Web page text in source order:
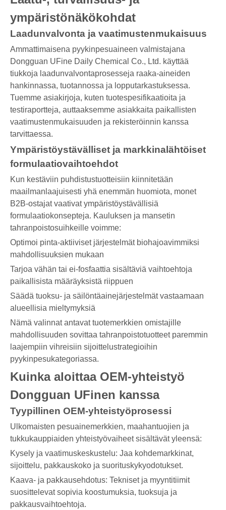
ympäristönäkökohdat
Laadunvalvonta ja vaatimustenmukaisuus
Ammattimaisena pyykinpesuaineen valmistajana
Dongguan UFine Daily Chemical Co., Ltd. käyttää
tiukkoja laadunvalvontaprosesseja raaka-aineiden
hankinnassa, tuotannossa ja lopputarkastuksessa.
Tuemme asiakirjoja, kuten tuotespesifikaatioita ja
testiraportteja, auttaaksemme asiakkaita paikallisten
vaatimustenmukaisuuden ja rekisteröinnin kanssa
tarvittaessa.
Ympäristöystävälliset ja markkinalähtöiset
formulaatiovaihtoehdot
Kun kestäviin puhdistustuotteisiin kiinnitetään
maailmanlaajuisesti yhä enemmän huomiota, monet
B2B-ostajat vaativat ympäristöystävällisiä
formulaatiokonsepteja. Kauluksen ja mansetin
tahranpoistosuihkeille voimme:
Optimoi pinta-aktiiviset järjestelmät biohajoavimmiksi
mahdollisuuksien mukaan
Tarjoa vähän tai ei-fosfaattia sisältäviä vaihtoehtoja
paikallisista määräyksistä riippuen
Säädä tuoksu- ja säilöntäainejärjestelmät vastaamaan
alueellisia mieltymyksiä
Nämä valinnat antavat tuotemerkkien omistajille
mahdollisuuden sovittaa tahranpoistotuotteet paremmin
laajempiin vihreisiin sijoittelustrategioihin
pyykinpesukategoriassa.
Kuinka aloittaa OEM-yhteistyö
Dongguan UFinen kanssa
Tyypillinen OEM-yhteistyöprosessi
Ulkomaisten pesuainemerkkien, maahantuojien ja
tukkukauppiaiden yhteistyövaiheet sisältävät yleensä:
Kysely ja vaatimuskeskustelu: Jaa kohdemarkkinat,
sijoittelu, pakkauskoko ja suorituskykyodotukset.
Kaava- ja pakkausehdotus: Tekniset ja myyntitiimit
suosittelevat sopivia koostumuksia, tuoksuja ja
pakkausvaihtoehtoja.